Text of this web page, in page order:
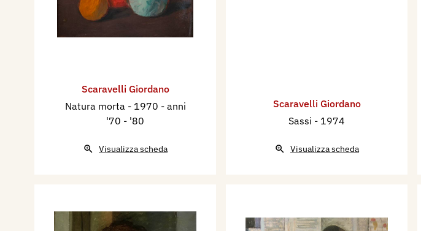
Scaravelli Giordano
Natura morta - 1970 - anni
'70 - '80
Visualizza scheda
Scaravelli Giordano
Sassi - 1974
Visualizza scheda